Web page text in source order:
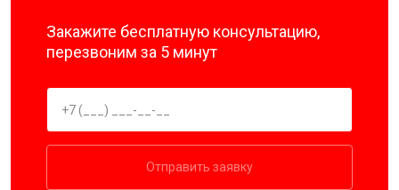
Закажите бесплатную консультацию,
перезвоним за 5 минут
Отправить заявку